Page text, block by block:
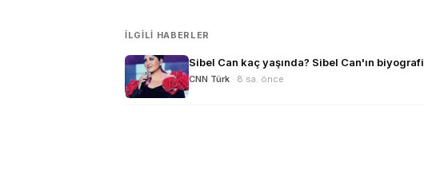
İLGILI HABERLER
Sibel Can kaç yaşında? Sibel Can'ın
CNN Türk · 8 sa. önce